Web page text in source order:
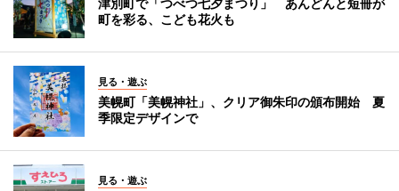
町を彩る、こども花火も
見る・遊ぶ
美幌町「美幌神社」、クリア御朱印の頒布開始 夏
季限定デザインで
見る・遊ぶ